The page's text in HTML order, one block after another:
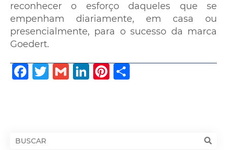
reconhecer o esforço daqueles que se
empenham diariamente, em casa ou
presencialmente, para o sucesso da marca
Goedert.
Facebook
Twitter
Gmail
LinkedIn
Pinterest